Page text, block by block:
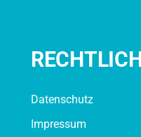
Datenschutz
Impressum